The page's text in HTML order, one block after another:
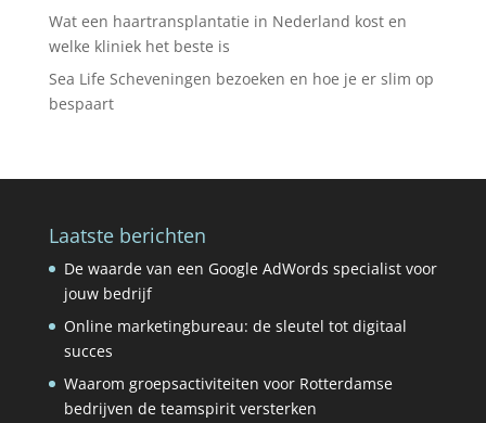
Wat een haartransplantatie in Nederland kost en
welke kliniek het beste is
Sea Life Scheveningen bezoeken en hoe je er slim op
bespaart
Laatste berichten
De waarde van een Google AdWords specialist voor
jouw bedrijf
Online marketingbureau: de sleutel tot digitaal
succes
Waarom groepsactiviteiten voor Rotterdamse
bedrijven de teamspirit versterken